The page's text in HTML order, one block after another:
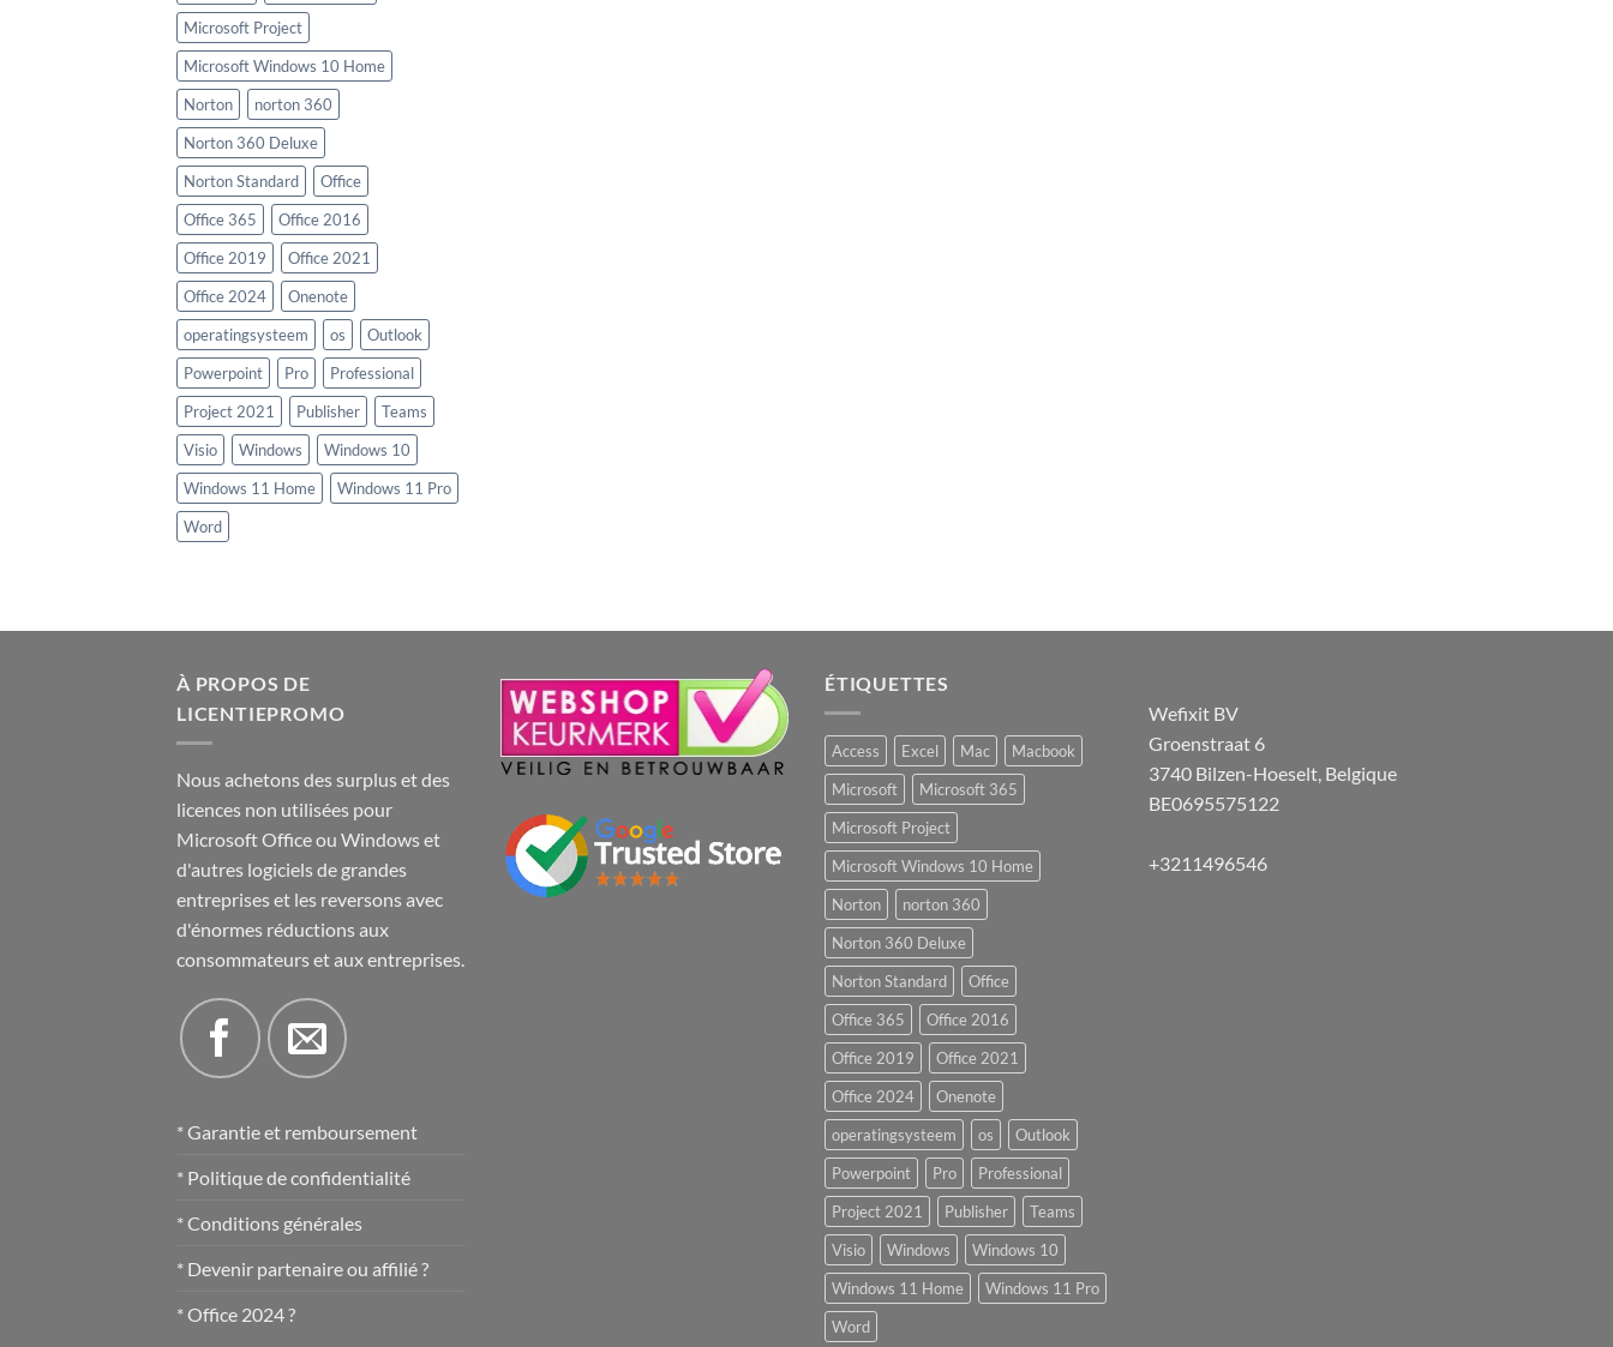
Microsoft Project
Microsoft Windows 10 Home
Norton
norton 360
Norton 360 Deluxe
Norton Standard
Office
Office 365
Office 2016
Office 2019
Office 2021
Office 2024
Onenote
operatingsysteem
os
Outlook
Powerpoint
Pro
Professional
Project 2021
Publisher
Teams
Visio
Windows
Windows 10
Windows 11 Home
Windows 11 Pro
Word
À PROPOS DE
LICENTIEPROMO
Nous achetons des surplus et des
licences non utilisées pour
Microsoft Office ou Windows et
d'autres logiciels de grandes
entreprises et les reversons avec
d'énormes réductions aux
consommateurs et aux entreprises.
* Garantie et remboursement
* Politique de confidentialité
* Conditions générales
* Devenir partenaire ou affilié ?
* Office 2024 ?
ÉTIQUETTES
Access Excel Mac
Macbook
Microsoft
Microsoft 365
Microsoft Project
Microsoft Windows 10 Home
Norton
norton 360
Norton 360 Deluxe
Norton Standard
Office
Office 365
Office 2016
Office 2019
Office 2021
Office 2024
Onenote
operatingsysteem
os
Outlook
Powerpoint
Pro
Professional
Project 2021
Publisher
Teams
Visio
Windows
Windows 10
Windows 11 Home
Windows 11 Pro
Word
Wefixit BV
Groenstraat 6
3740 Bilzen-Hoeselt, Belgique
BE0695575122
+3211496546